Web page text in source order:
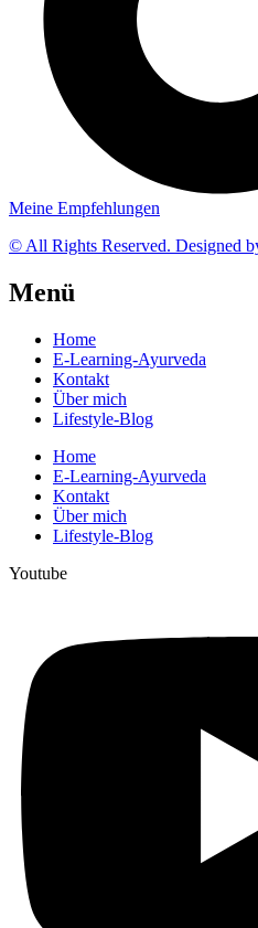
Meine Empfehlungen
© All Rights Reserved. Designed
Menü
Home
E-Learning-Ayurveda
Kontakt
Über mich
Lifestyle-Blog
Home
E-Learning-Ayurveda
Kontakt
Über mich
Lifestyle-Blog
Youtube